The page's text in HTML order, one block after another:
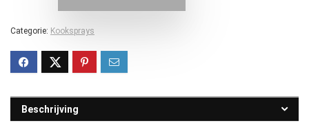
Categorie: Kooksprays
Beschrijving